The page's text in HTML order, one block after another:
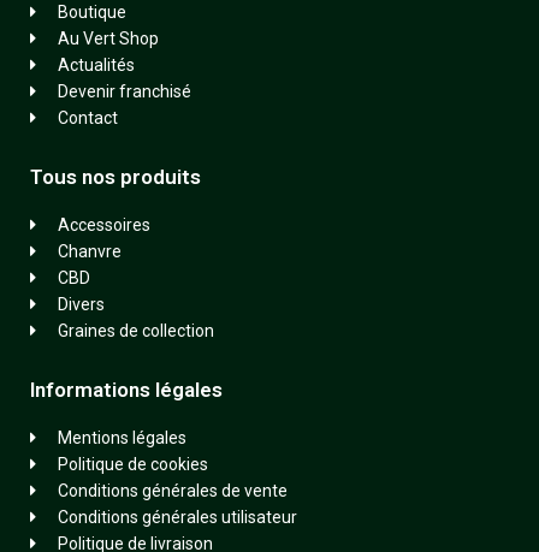
Boutique
Au Vert Shop
Actualités
Devenir franchisé
Contact
Tous nos produits
Accessoires
Chanvre
CBD
Divers
Graines de collection
Informations légales
Mentions légales
Politique de cookies
Conditions générales de vente
Conditions générales utilisateur
Politique de livraison